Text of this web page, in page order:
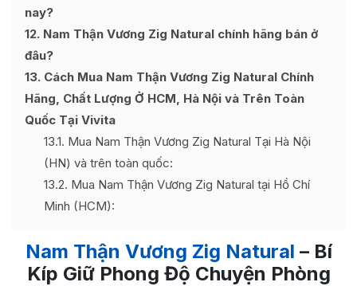
nay?
12 Nam Thận Vương Zig Natural chính hãng bán ở
đâu?
13 Cách Mua Nam Thận Vương Zig Natural Chính
Hãng, Chất Lượng Ở HCM, Hà Nội và Trên Toàn
Quốc Tại Vivita
13.1 Mua Nam Thận Vương Zig Natural Tại Hà Nội
(HN) và trên toàn quốc:
13.2 Mua Nam Thận Vương Zig Natural tại Hồ Chí
Minh (HCM):
Nam Thận Vương Zig Natural – Bí
Kíp Giữ Phong Độ Chuyện Phòng